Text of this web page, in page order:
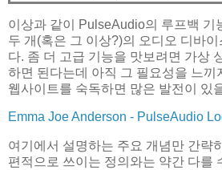
이상과 같이 PulseAudio의 루프백 기
두 개(혹은 그 이상?)의 오디오 디바
다. 좀 더 고급 기능을 맛보려면 가상
하면 된다는데 아직 그 필요성을 느끼
웹사이트를 숙독하면 많은 발전이 있
Emma Joe Anderson - PulseAudio
여기에서 설명하는 주요 개념만 간략
편적으로 쓰이는 정의와는 약간 다를